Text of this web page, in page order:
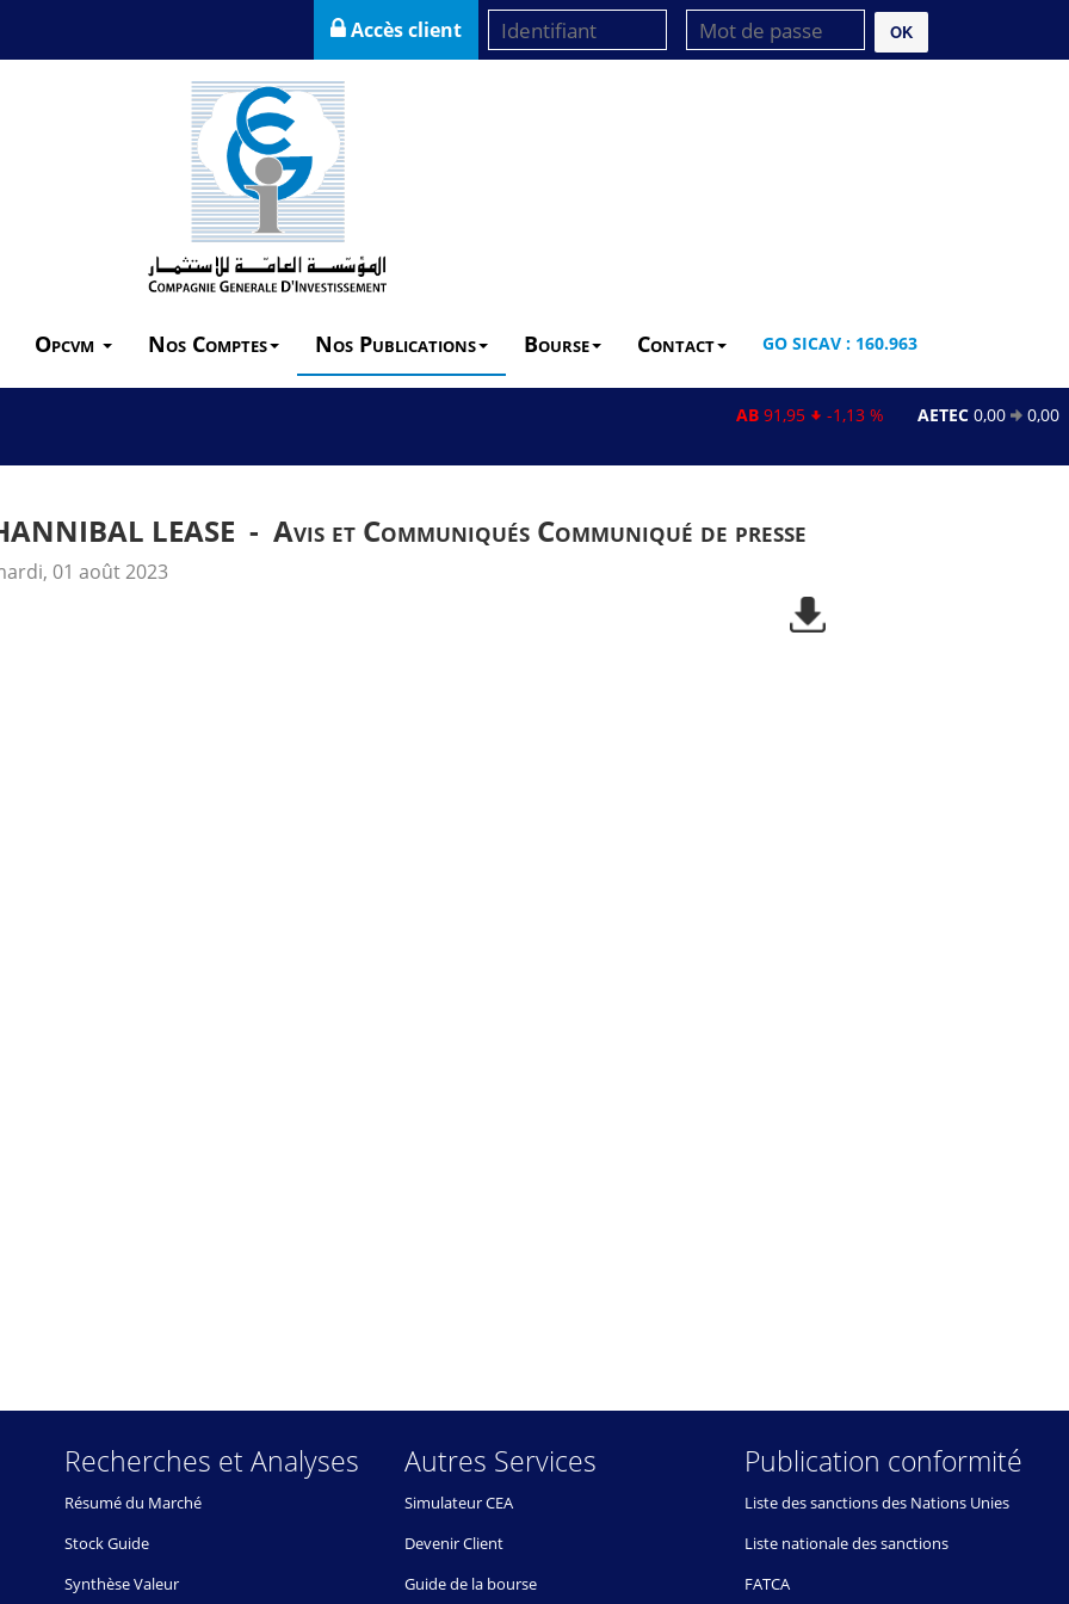
Accès client OK
Opcvm Nos Comptes Nos Publications Bourse Contact GO SICAV : 160.963
AB 91,95 -1,13 % AETEC 0,00 0,00 %
LEASE - Avis et Communiqués Communiqué de presse
01 août 2023
Recherches et Analyses
Résumé du Marché
Stock Guide
Synthèse Valeur
Autres Services
Simulateur CEA
Devenir Client
Guide de la bourse
Publication conformité
Liste des sanctions des Nations Unies
Liste nationale des sanctions
FATCA